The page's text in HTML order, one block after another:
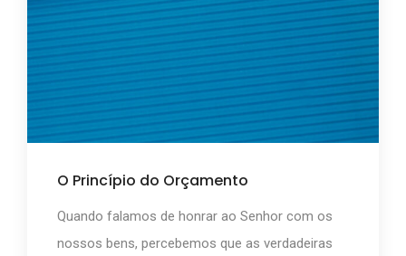
O Princípio do Orçamento
Quando falamos de honrar ao Senhor com os
nossos bens, percebemos que as verdadeiras